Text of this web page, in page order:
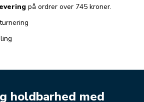
på ordrer over 745 kroner.
holdbarhed med